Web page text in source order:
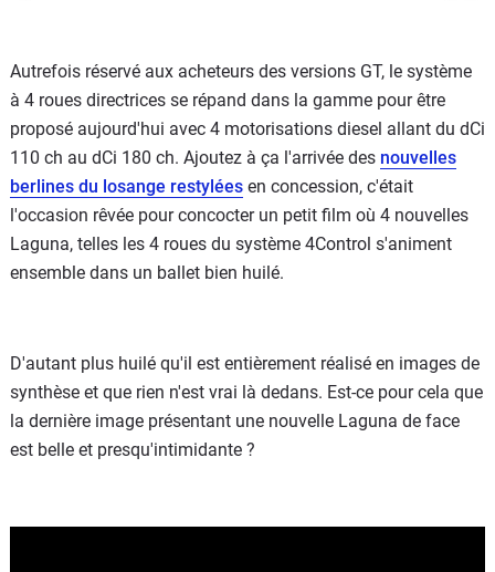
Autrefois réservé aux acheteurs des versions GT, le système
à 4 roues directrices se répand dans la gamme pour être
proposé aujourd'hui avec 4 motorisations diesel allant du dCi
110 ch au dCi 180 ch. Ajoutez à ça l'arrivée des nouvelles
berlines du losange restylées en concession, c'était
l'occasion rêvée pour concocter un petit film où 4 nouvelles
Laguna, telles les 4 roues du système 4Control s'animent
ensemble dans un ballet bien huilé.
D'autant plus huilé qu'il est entièrement réalisé en images de
synthèse et que rien n'est vrai là dedans. Est-ce pour cela que
la dernière image présentant une nouvelle Laguna de face
est belle et presqu'intimidante ?